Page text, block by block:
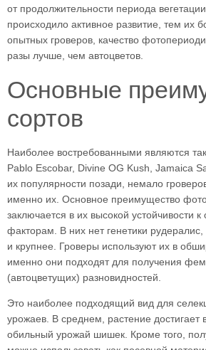
от продолжительности периода
происходило активное развитие, тем их
опытных гроверов, качество
разы лучше, чем автоцветов.
Основные
сортов
Наиболее востребованными являются
Pablo Escobar, Divine OG Kush, Jamaica
их популярности позади, немало
именно их. Основное преимущество
заключается в их высокой устойчивости
факторам. В них нет генетики
и крупнее. Гроверы используют их в
именно они подходят для получения
(автоцветущих) разновидностей.
Это наиболее подходящий вид для
урожаев. В среднем, растение достигает
обильный урожай шишек. Кроме того,